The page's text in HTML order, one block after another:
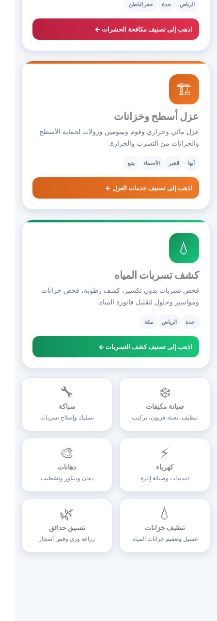
الرياض جدة حفر الباطن
اذهب إلى تصنيف مكافحة الحشرات ←
🏗️
عزل أسطح وخزانات
عزل مائي وحراري وفوم وبيتومين ورولات لحماية الأسطح
والخزانات من التسرب والحرارة.
أبها الخبر الأحساء ينبع
اذهب إلى تصنيف خدمات العزل ←
💧
كشف تسربات المياه
فحص تسربات بدون تكسير، كشف رطوبة، فحص خزانات
ومواسير وحلول لتقليل فاتورة المياه.
جدة الرياض مكة
اذهب إلى تصنيف كشف التسربات ←
❄️
صيانة مكيفات
تنظيف، تعبئة فريون، تركيب
🔧
سباكة
تسليك وإصلاح تسربات
⚡
كهرباء
تمديدات وصيانة إنارة
🎨
دهانات
دهان وديكور وتشطيب
💧
تنظيف خزانات
غسيل وتعقيم خزانات المياه
🌿
تنسيق حدائق
زراعة وري وقص أشجار